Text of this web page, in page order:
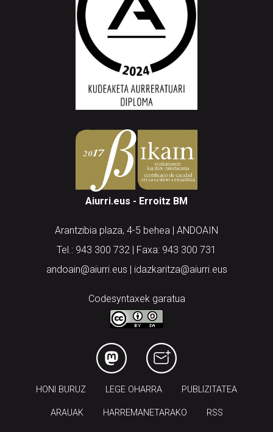
Aiurri.eus - Erroitz BM
Arantzibia plaza, 4-5 behea | ANDOAIN
Tel.: 943 300 732 | Faxa: 943 300 731
andoain@aiurri.eus | idazkaritza@aiurri.eus
Codesyntaxek garatua
HONI BURUZ LEGE OHARRA PUBLIZITATEA
ARAUAK HARREMANETARAKO RSS